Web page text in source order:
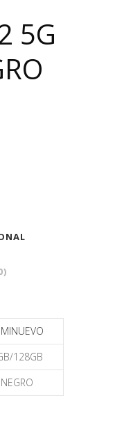
5G
128GB
NEGRO